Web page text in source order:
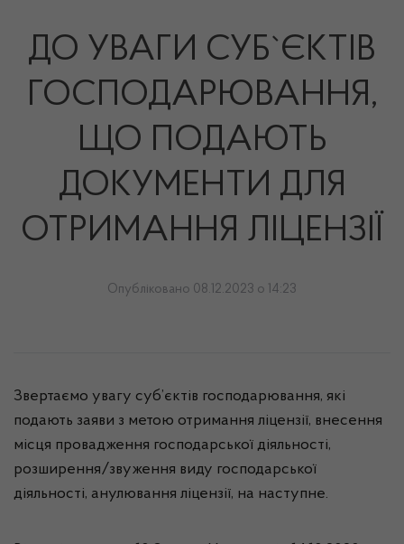
ДО УВАГИ СУБ`ЄКТІВ
ГОСПОДАРЮВАННЯ,
ЩО ПОДАЮТЬ
ДОКУМЕНТИ ДЛЯ
ОТРИМАННЯ ЛІЦЕНЗІЇ
Опубліковано 08.12.2023 о 14:23
Звертаємо увагу суб’єктів господарювання, які
подають заяви з метою отримання ліцензії, внесення
місця провадження господарської діяльності,
розширення/звуження виду господарської
діяльності, анулювання ліцензії, на наступне.